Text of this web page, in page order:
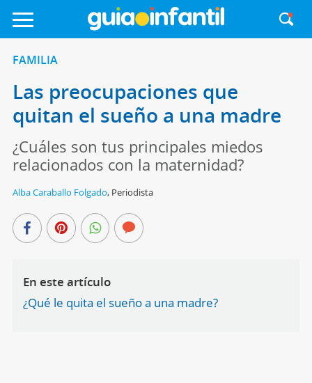
FAMILIA
Las preocupaciones que
quitan el sueño a una madre
¿Cuáles son tus principales miedos
relacionados con la maternidad?
Alba Caraballo Folgado, Periodista
En este artículo
¿Qué le quita el sueño a una madre?